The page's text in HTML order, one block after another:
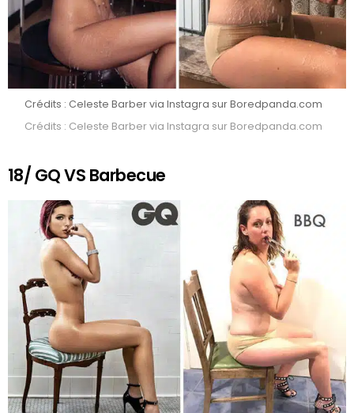
Crédits : Celeste Barber via Instagra sur Boredpanda.com
Crédits : Celeste Barber via Instagra sur Boredpanda.com
18/ GQ VS Barbecue